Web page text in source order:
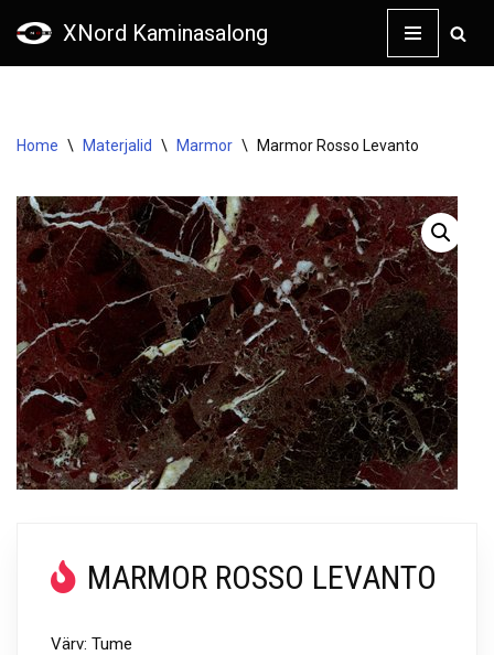
XNord Kaminasalong
Home \ Materjalid \ Marmor \ Marmor Rosso Levanto
MARMOR ROSSO LEVANTO
Värv: Tume